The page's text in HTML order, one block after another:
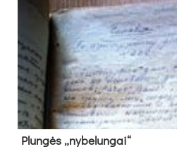
Plun­gės „ny­be­lun­gai“